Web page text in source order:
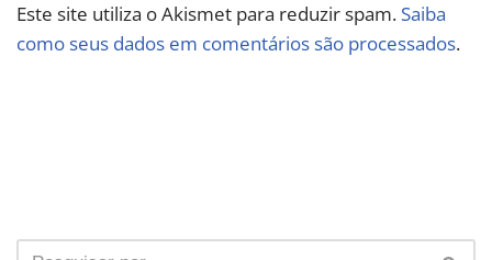
Este site utiliza o Akismet para reduzir spam. Saiba
como seus dados em comentários são processados.